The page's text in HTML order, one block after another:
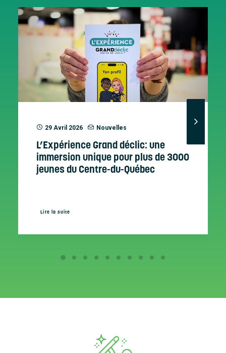
29 Avril 2026 Nouvelles
L’Expérience Grand déclic: une
immersion unique pour plus de 3000
jeunes du Centre-du-Québec
Lire la suite